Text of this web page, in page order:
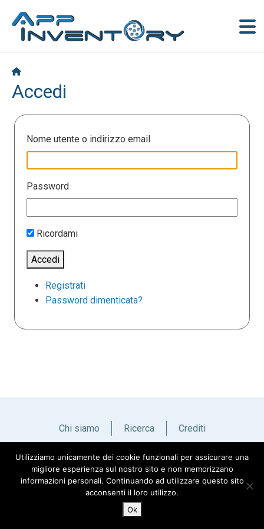
Accedi
Nome utente o indirizzo email
Password
Ricordami
Accedi
Registrati
Password dimenticata?
Chi siamo Ricerca Crediti
Italiano English
Utilizziamo unicamente dei cookie funzionali per assicurare una
migliore esperienza sul nostro sito e non memorizzano
informazioni personali. Continuando ad utilizzare questo sito
acconsenti il loro utilizzo.
Ok